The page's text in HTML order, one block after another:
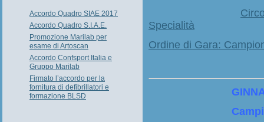
Accordo Quadro SIAE 2017
Accordo Quadro S.I.A.E.
Promozione Marilab per
esame di Artoscan
Accordo Confsport Italia e
Gruppo Marilab
Firmato l’accordo per la
fornitura di defibrillatori e
formazione BLSD
Specialità
Ordine di Gara: